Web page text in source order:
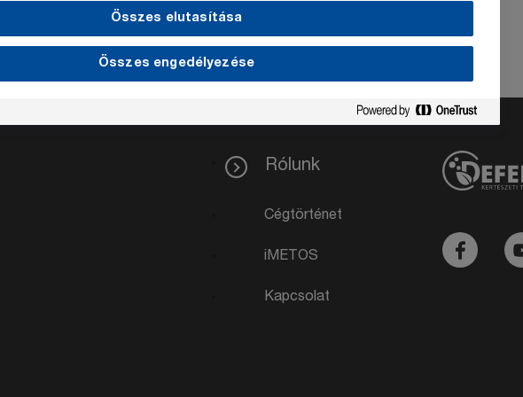
Rólunk
Cégtörténet
iMETOS
Kapcsolat
Összes elutasítása
Összes engedélyezése